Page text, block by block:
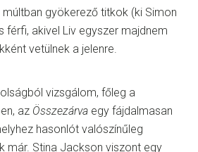
múltban gyökerező titkok (ki Simon
férfi, akivel Liv egyszer majdnem
vetülnek a jelenre.
vizsgálom, főleg a
az Összezárva egy fájdalmasan
hasonlót valószínűleg
már. Stina Jackson viszont egy